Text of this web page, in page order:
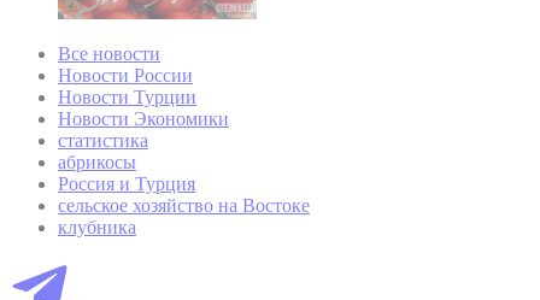
Все новости
Новости России
Новости Турции
Новости Экономики
статистика
абрикосы
Россия и Турция
сельское хозяйство на Востоке
клубника